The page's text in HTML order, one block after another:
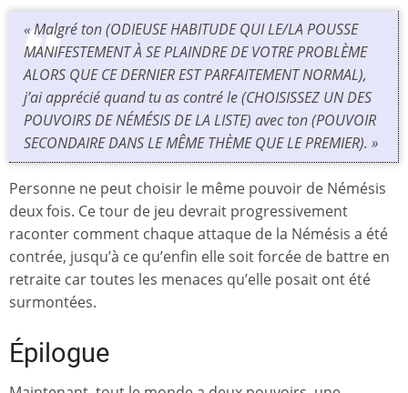
« Malgré ton (ODIEUSE HABITUDE QUI LE/LA POUSSE
MANIFESTEMENT À SE PLAINDRE DE VOTRE PROBLÈME
ALORS QUE CE DERNIER EST PARFAITEMENT NORMAL),
j’ai apprécié quand tu as contré le (CHOISISSEZ UN DES
POUVOIRS DE NÉMÉSIS DE LA LISTE) avec ton (POUVOIR
SECONDAIRE DANS LE MÊME THÈME QUE LE PREMIER). »
Personne ne peut choisir le même pouvoir de Némésis
deux fois. Ce tour de jeu devrait progressivement
raconter comment chaque attaque de la Némésis a été
contrée, jusqu’à ce qu’enfin elle soit forcée de battre en
retraite car toutes les menaces qu’elle posait ont été
surmontées.
Épilogue